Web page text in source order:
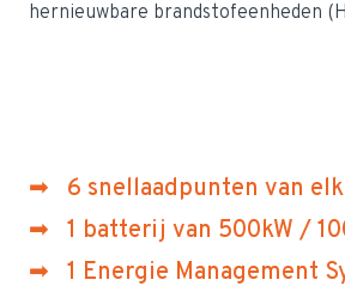
hernieuwbare brandstofeenheden
➡ 6 snellaadpunten van elk
➡ 1 batterij van 500kW /
➡ 1 Energie Management